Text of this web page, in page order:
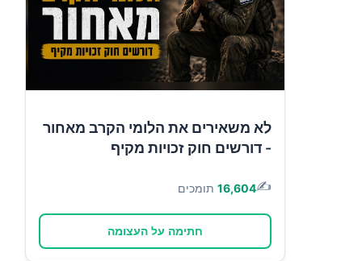
לא משאירים את הלומי הקרב מאחור
- דורשים חוק זכויות מקיף
✍️
16,604 תומכים
חתימה על העצומה